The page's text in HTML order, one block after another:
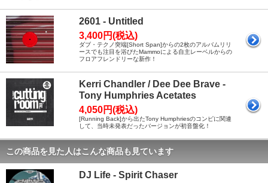
2601 - Untitled
3,400円(税込)
ダブ・テクノ突端[Short Span]からの2枚のアルバムリリ
ースでも注目を浴びたMammoによる自主レーベルからの
フロアフレンドリーな新作！
Kerri Chandler / Dee Dee Brave -
Tony Humphries Acetates
4,050円(税込)
[Running Back]から出たTony Humphriesのコンピに関連
して、当時未発表だったバージョンが初音盤化！
この商品を見た人はこんな商品も見ています
DJ Life - Spirit Chaser